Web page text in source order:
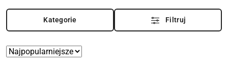
Kategorie Filtruj
Zastosowano
Sortuj